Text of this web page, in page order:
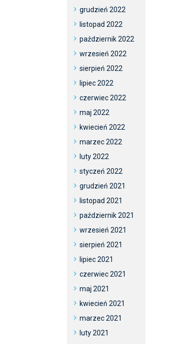
grudzień 2022
listopad 2022
październik 2022
wrzesień 2022
sierpień 2022
lipiec 2022
czerwiec 2022
maj 2022
kwiecień 2022
marzec 2022
luty 2022
styczeń 2022
grudzień 2021
listopad 2021
październik 2021
wrzesień 2021
sierpień 2021
lipiec 2021
czerwiec 2021
maj 2021
kwiecień 2021
marzec 2021
luty 2021